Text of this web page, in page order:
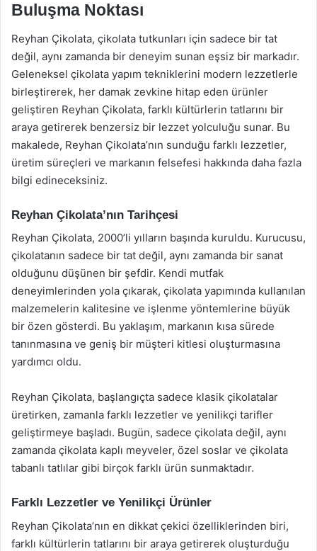
Buluşma Noktası
Reyhan Çikolata, çikolata tutkunları için sadece bir tat
değil, aynı zamanda bir deneyim sunan eşsiz bir markadır.
Geleneksel çikolata yapım tekniklerini modern lezzetlerle
birleştirerek, her damak zevkine hitap eden ürünler
geliştiren Reyhan Çikolata, farklı kültürlerin tatlarını bir
araya getirerek benzersiz bir lezzet yolculuğu sunar. Bu
makalede, Reyhan Çikolata’nın sunduğu farklı lezzetler,
üretim süreçleri ve markanın felsefesi hakkında daha fazla
bilgi edineceksiniz.
Reyhan Çikolata’nın Tarihçesi
Reyhan Çikolata, 2000’li yılların başında kuruldu. Kurucusu,
çikolatanın sadece bir tat değil, aynı zamanda bir sanat
olduğunu düşünen bir şefdir. Kendi mutfak
deneyimlerinden yola çıkarak, çikolata yapımında kullanılan
malzemelerin kalitesine ve işlenme yöntemlerine büyük
bir özen gösterdi. Bu yaklaşım, markanın kısa sürede
tanınmasına ve geniş bir müşteri kitlesi oluşturmasına
yardımcı oldu.
Reyhan Çikolata, başlangıçta sadece klasik çikolatalar
üretirken, zamanla farklı lezzetler ve yenilikçi tarifler
geliştirmeye başladı. Bugün, sadece çikolata değil, aynı
zamanda çikolata kaplı meyveler, özel soslar ve çikolata
tabanlı tatlılar gibi birçok farklı ürün sunmaktadır.
Farklı Lezzetler ve Yenilikçi Ürünler
Reyhan Çikolata’nın en dikkat çekici özelliklerinden biri,
farklı kültürlerin tatlarını bir araya getirerek oluşturduğu